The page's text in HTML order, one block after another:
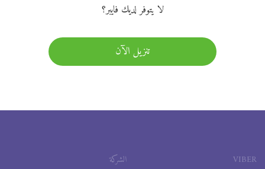
لا يتوفر لديك فايبر؟
تنزيل الآن
VIBER الشركة